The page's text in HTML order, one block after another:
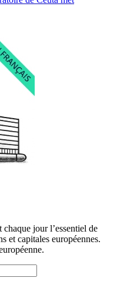
jour l’essentiel de
et capitales européennes.